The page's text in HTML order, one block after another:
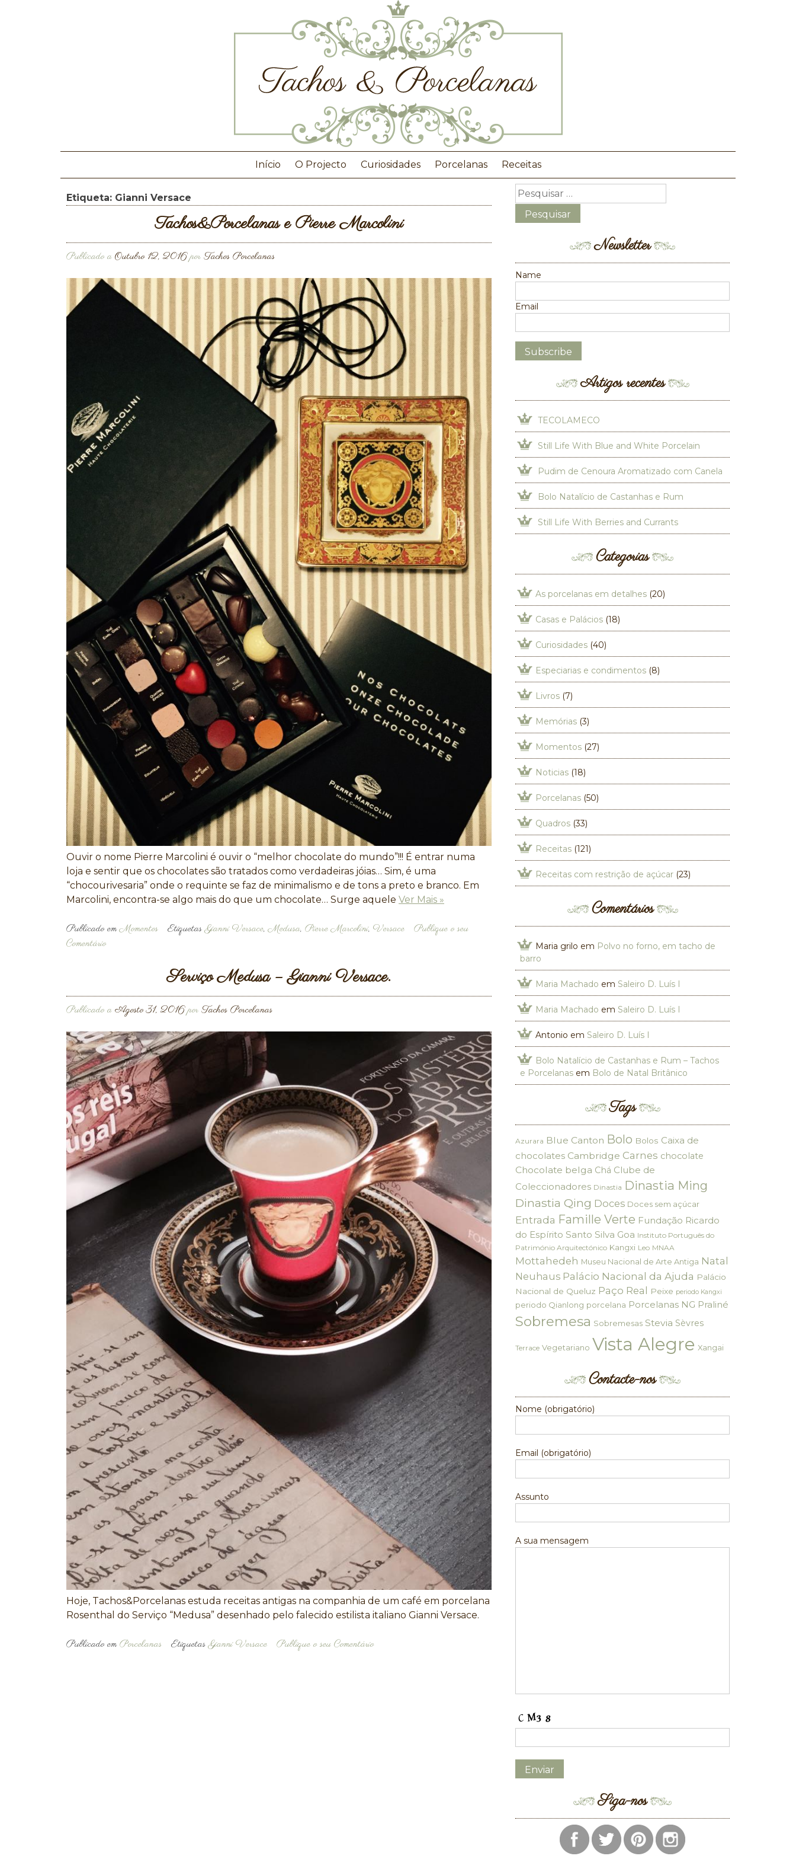
Início O Projecto Curiosidades Porcelanas Receitas
Etiqueta: Gianni Versace
Tachos&Porcelanas e Pierre Marcolini
Publicado a Outubro 12, 2016por Tachos Porcelanas
Ouvir o nome Pierre Marcolini é ouvir o “melhor chocolate do mundo”!!! É entrar numa
loja e sentir que os chocolates são tratados como verdadeiras jóias… Sim, é uma
“chocourivesaria” onde o requinte se faz de minimalismo e de tons a preto e branco. Em
Marcolini, encontra-se algo mais do que um chocolate… Surge aquele Ver Mais »
Publicado emMomentos EtiquetasGianni Versace,Medusa, Pierre Marcolini, Versace
Publique o seu
Comentário
Serviço Medusa – Gianni Versace.
Publicado a Agosto 31, 2016por Tachos Porcelanas
Hoje, Tachos&Porcelanas estuda receitas antigas na companhia de um café em porcelana
Rosenthal do Serviço “Medusa” desenhado pelo falecido estilista italiano Gianni Versace.
Publicado emPorcelanas EtiquetasGianni Versace Publique o seu Comentário
Newsletter
Name
Email
Artigos recentes
TECOLAMECO
Still Life With Blue and White Porcelain
Pudim de Cenoura Aromatizado com Canela
Bolo Natalício de Castanhas e Rum
Still Life With Berries and Currants
Categorias
As porcelanas em detalhes (20)
Casas e Palácios (18)
Curiosidades (40)
Especiarias e condimentos (8)
Livros (7)
Memórias (3)
Momentos (27)
Noticias (18)
Porcelanas (50)
Quadros (33)
Receitas (121)
Receitas com restrição de açúcar (23)
Comentários
Maria grilo em Polvo no forno, em tacho de
barro
Maria Machado em Saleiro D. Luís I
Maria Machado em Saleiro D. Luís I
Antonio em Saleiro D. Luís I
Bolo Natalício de Castanhas e Rum – Tachos
e Porcelanas em Bolo de Natal Britânico
Tags
Azurara Blue Canton Bolo Bolos Caixa de
chocolates Cambridge Carnes chocolate
Chocolate belga Chá Clube de
Coleccionadores Dinastia Dinastia Ming
Dinastia Qing Doces Doces sem açúcar
Entrada Famille Verte Fundação Ricardo
do Espírito Santo Silva Goa Instituto Português do
Património Arquitectónico Kangxi Leo MNAA
Mottahedeh Museu Nacional de Arte Antiga Natal
Neuhaus Palácio Nacional da Ajuda Palácio
Nacional de Queluz Paço Real Peixe periodo Kangxi
periodo Qianlong porcelana Porcelanas NG Praliné
Sobremesa Sobremesas Stevia Sèvres
Terrace Vegetariano Vista Alegre Xangai
Contacte-nos
Nome (obrigatório)
Email (obrigatório)
Assunto
A sua mensagem
Siga-nos